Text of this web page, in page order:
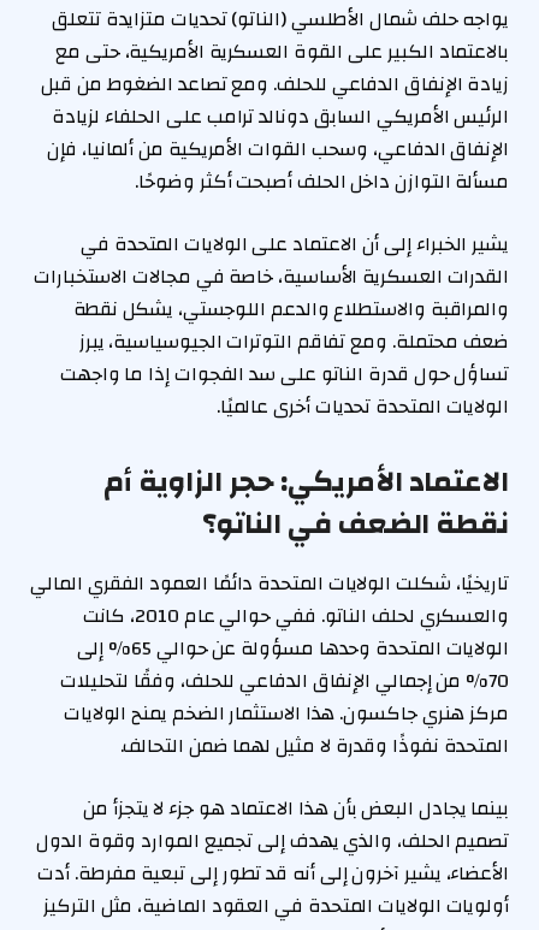
يواجه حلف شمال الأطلسي (الناتو) تحديات متزايدة تتعلق
بالاعتماد الكبير على القوة العسكرية الأمريكية، حتى مع
زيادة الإنفاق الدفاعي للحلف. ومع تصاعد الضغوط من قبل
الرئيس الأمريكي السابق دونالد ترامب على الحلفاء لزيادة
الإنفاق الدفاعي، وسحب القوات الأمريكية من ألمانيا، فإن
مسألة التوازن داخل الحلف أصبحت أكثر وضوحًا.
يشير الخبراء إلى أن الاعتماد على الولايات المتحدة في
القدرات العسكرية الأساسية، خاصة في مجالات الاستخبارات
والمراقبة والاستطلاع والدعم اللوجستي، يشكل نقطة
ضعف محتملة. ومع تفاقم التوترات الجيوسياسية، يبرز
تساؤل حول قدرة الناتو على سد الفجوات إذا ما واجهت
الولايات المتحدة تحديات أخرى عالميًا.
الاعتماد الأمريكي: حجر الزاوية أم
نقطة الضعف في الناتو؟
تاريخيًا، شكلت الولايات المتحدة دائمًا العمود الفقري المالي
والعسكري لحلف الناتو. ففي حوالي عام 2010، كانت
الولايات المتحدة وحدها مسؤولة عن حوالي 65% إلى
70% من إجمالي الإنفاق الدفاعي للحلف، وفقًا لتحليلات
مركز هنري جاكسون. هذا الاستثمار الضخم يمنح الولايات
المتحدة نفوذًا وقدرة لا مثيل لهما ضمن التحالف.
بينما يجادل البعض بأن هذا الاعتماد هو جزء لا يتجزأ من
تصميم الحلف، والذي يهدف إلى تجميع الموارد وقوة الدول
الأعضاء، يشير آخرون إلى أنه قد تطور إلى تبعية مفرطة. أدت
أولويات الولايات المتحدة في العقود الماضية، مثل التركيز